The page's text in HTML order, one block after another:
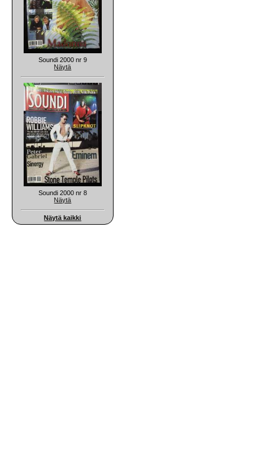
Soundi 2000 nr 9
Näytä
Soundi 2000 nr 8
Näytä
Näytä kaikki